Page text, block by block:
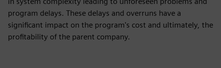
program delays. These delays and overruns have a
significant impact on the program's cost and ultimately, the
profitability of the parent company.